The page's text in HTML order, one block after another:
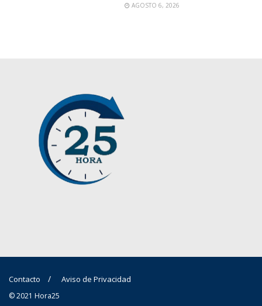
AGOSTO 6, 2026
Contacto Aviso de Privacidad
© 2021 Hora25